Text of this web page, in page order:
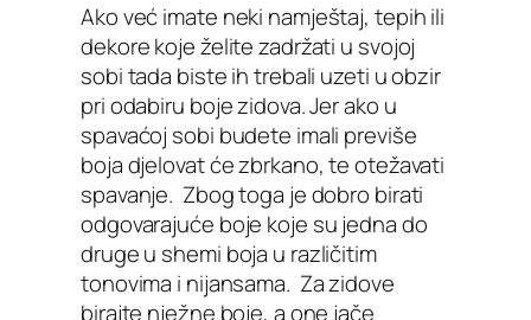
Ako već imate neki namještaj, tepih ili
dekore koje želite zadržati u svojoj
sobi tada biste ih trebali uzeti u obzir
pri odabiru boje zidova. Jer ako u
spavaćoj sobi budete imali previše
boja djelovat će zbrkano, te otežavati
spavanje. Zbog toga je dobro birati
odgovarajuće boje koje su jedna do
druge u shemi boja u različitim
tonovima i nijansama. Za zidove
birajte nježne boje, a one jače